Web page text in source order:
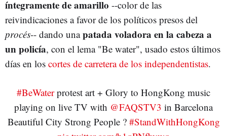
íntegramente de amarillo --color de las
reivindicaciones a favor de los políticos presos del
procés-- dando unapatada voladora en la cabeza a
un policía, con el lema "Be water", usado estos últimos
días en los cortes de carretera de los independentistas.
#BeWaterprotest art + Glory to HongKong music
playing on live TV with @FAQSTV3 in Barcelona
Beautiful City Strong People ? #StandWithHongKong